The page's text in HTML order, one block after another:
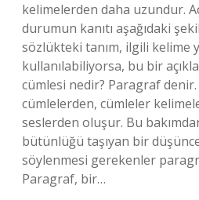
kelimelerden daha uzundur.
durumun kanıtı aşağıdaki
sözlükteki tanım, ilgili kelime
kullanılabiliyorsa, bu bir
cümlesi nedir? Paragraf
cümlelerden, cümleler
seslerden oluşur. Bu
bütünlüğü taşıyan bir
söylenmesi gerekenler
Paragraf, bir…